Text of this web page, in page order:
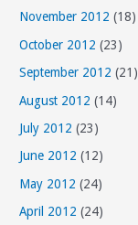
November 2012 (18)
October 2012 (23)
September 2012 (21)
August 2012 (14)
July 2012 (23)
June 2012 (12)
May 2012 (24)
April 2012 (24)